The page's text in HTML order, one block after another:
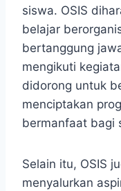
siswa. OSIS
belajar
bertanggung
mengikuti
didorong untuk
menciptakan
bermanfaat bagi
Selain itu, OSIS
menyalurkan